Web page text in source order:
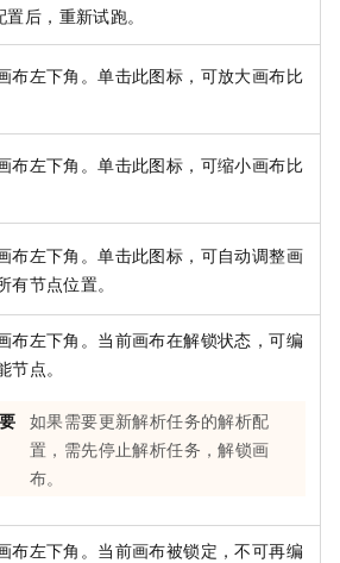
置后，重新试跑。
布左下角。单击此图标，可放大画布比
布左下角。单击此图标，可缩小画布比
布左下角。单击此图标，可自动调整画
有节点位置。
布左下角。当前画布在解锁状态，可编
节点。
如果需要更新解析任务的解析配
置，需先停止解析任务，解锁画
布。
布左下角。当前画布被锁定，不可再编